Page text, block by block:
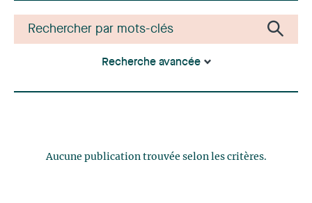
Recherche avancée
Aucune publication trouvée selon les critères.